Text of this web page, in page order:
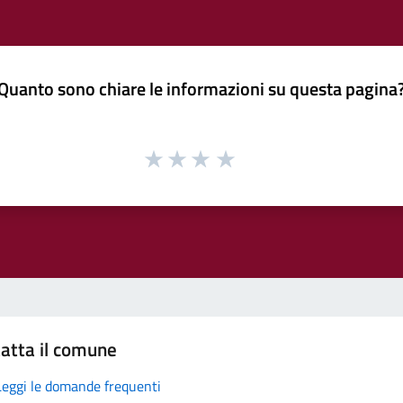
sono chiare le informazioni su questa
il comune
le domande frequenti